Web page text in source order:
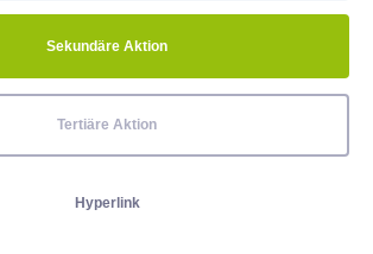
Sekundäre Aktion
Tertiäre Aktion
Hyperlink